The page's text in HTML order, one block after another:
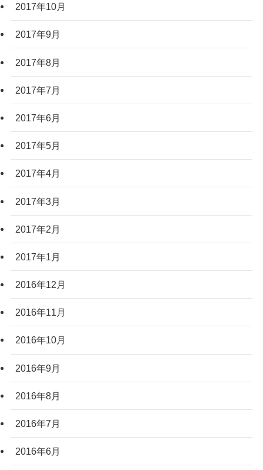
2017年10月
2017年9月
2017年8月
2017年7月
2017年6月
2017年5月
2017年4月
2017年3月
2017年2月
2017年1月
2016年12月
2016年11月
2016年10月
2016年9月
2016年8月
2016年7月
2016年6月